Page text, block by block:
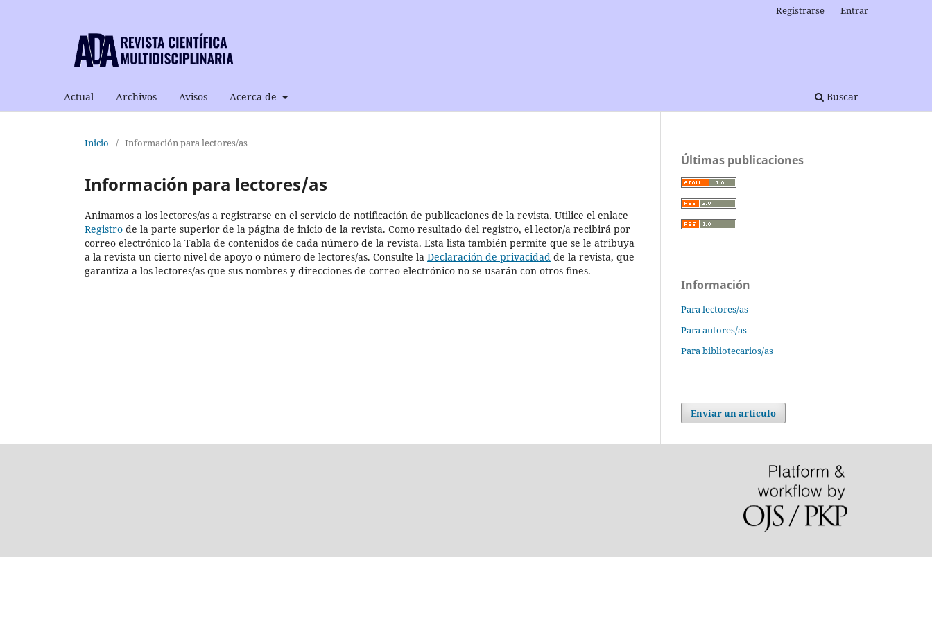
Actual Archivos Avisos Acerca de Buscar
Registrarse Entrar
Inicio / Información para lectores/as
Información para lectores/as
Animamos a los lectores/as a registrarse en el servicio de notificación de publicaciones de la revista. Utilice el enlace
Registro de la parte superior de la página de inicio de la revista. Como resultado del registro, el lector/a recibirá por
correo electrónico la Tabla de contenidos de cada número de la revista. Esta lista también permite que se le atribuya
a la revista un cierto nivel de apoyo o número de lectores/as. Consulte la Declaración de privacidad de la revista, que
garantiza a los lectores/as que sus nombres y direcciones de correo electrónico no se usarán con otros fines.
Últimas publicaciones
Información
Para lectores/as
Para autores/as
Para bibliotecarios/as
Enviar un artículo